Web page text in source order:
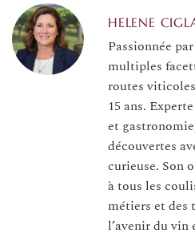
HELENE
Passionnée
multiples
routes
15 ans.
et
découvertes
curieuse. Son
à tous les
métiers et des
l’avenir du vin